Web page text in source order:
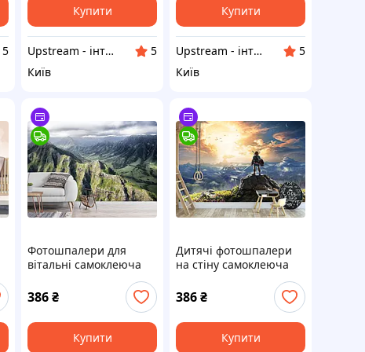
5
Купити
Upstream - інтернет-магазин домашнього декору
5
Київ
Купити
Upstream - інтернет-магазин домашнього декору
5
Київ
Фотошпалери для
вітальні самоклеюча
плівка Oracal "Гори з
висоти", 3D
фотошпалери на стіну
386₴
Купити
Дитячі фотошпалери
на стіну самоклеюча
плівка Oracal "Зельда,
3д шпалери для
дитячої кімнати
386₴
Купити